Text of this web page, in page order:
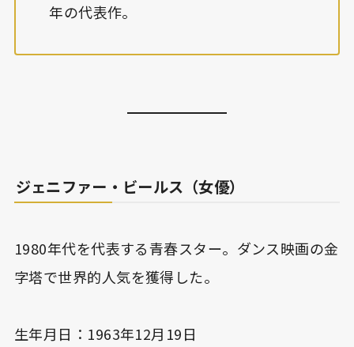
年の代表作。
ジェニファー・ビールス（女優）
1980年代を代表する青春スター。ダンス映画の金
字塔で世界的人気を獲得した。
生年月日：1963年12月19日